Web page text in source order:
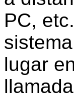
PC,
lugar